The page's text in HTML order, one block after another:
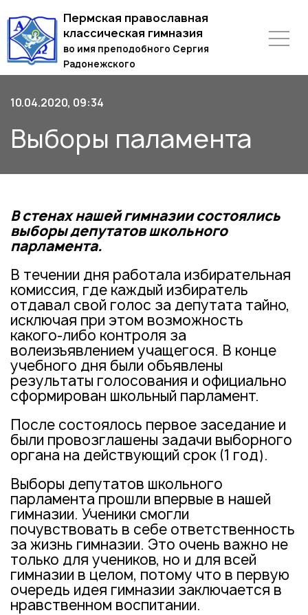
Пермская православная
классическая гимназия
во имя преподобного Сергия
Радонежского
10.04.2020, 09:34
Выборы паламента
В стенах нашей гимназии состоялись
выборы депутатов школьного
парламента.
В течении дня работала избирательная
комиссия, где каждый избиратель
отдавал свой голос за депутата тайно,
исключая при этом возможность
какого-либо контроля за
волеизъявлением учащегося. В конце
учебного дня были объявлены
результаты голосования и официально
сформирован школьный парламент.
После состоялось первое заседание и
были провозглашены задачи выборного
органа на действующий срок (1 год).
Выборы депутатов школьного
парламента прошли впервые в нашей
гимназии. Ученики смогли
почувствовать в себе ответственность
за жизнь гимназии. Это очень важно не
только для учеников, но и для всей
гимназии в целом, потому что в первую
очередь идея гимназии заключается в
нравственном воспитании.